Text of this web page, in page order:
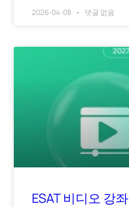
2026-04-08 댓글 없음
ESAT 비디오 강좌